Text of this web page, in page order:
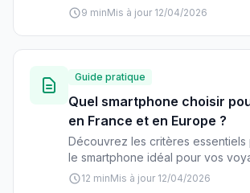
autonomie, photo et sécurité.
9 minMis à jour 12/04/2026
Guide pratique
Quel smartphone choisir
en France et en Europe ?
Découvrez les critères essentiels
le smartphone idéal pour vos
Europe : autonomie, navigation
12 minMis à jour 12/04/2026